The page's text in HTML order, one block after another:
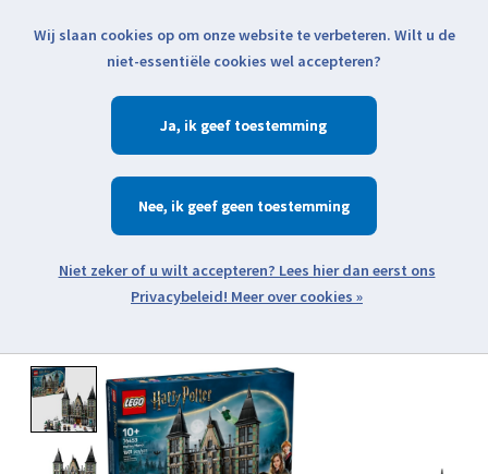
Klik voor actuele verzendinformatie...
Verlanglijst
Zoeken
Open webshop menu
Product image slideshow Items
Wij slaan cookies op om onze website te verbeteren. Wilt u de
niet-essentiële cookies wel accepteren?
Ja
Nee
Meer over cookies »